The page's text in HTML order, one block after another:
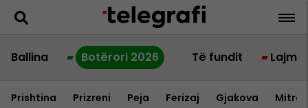
Ballina Botërori 2026 Të fundit Lajme
Prishtina Prizreni Peja Ferizaj Gjakova